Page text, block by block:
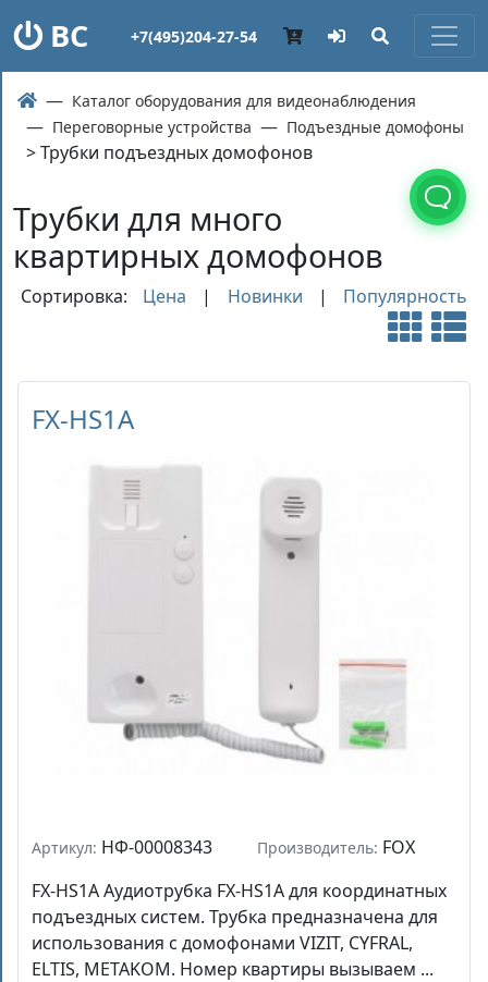
ВС +7(495)204-27-54
Каталог оборудования для видеонаблюдения
Переговорные устройства
Подъездные домофоны
> Трубки подъездных домофонов
Трубки для много
квартирных домофонов
Сортировка: Цена | Новинки | Популярность
FX-HS1A
Артикул: НФ-00008343 Производитель: FOX
FX-HS1A Аудиотрубка FX-HS1А для координатных
подъездных систем. Трубка предназначена для
использования с домофонами VIZIT, CYFRAL,
ELTIS, METAKOM. Номер квартиры вызываем ...